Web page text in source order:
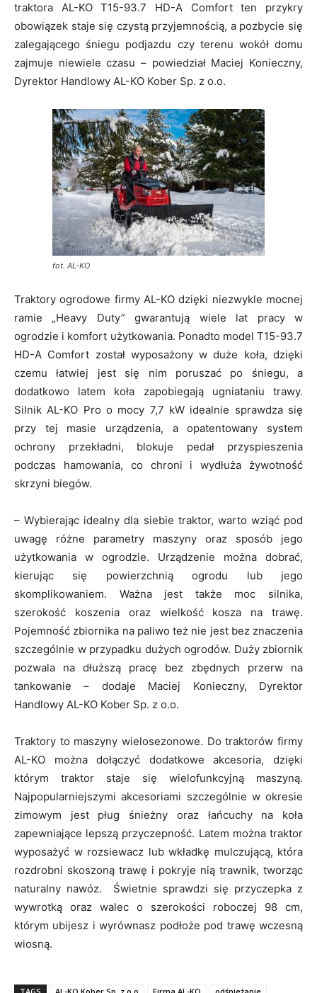
traktora AL-KO T15-93.7 HD-A Comfort ten przykry
obowiązek staje się czystą przyjemnością, a pozbycie się
zalegającego śniegu podjazdu czy terenu wokół domu
zajmuje niewiele czasu – powiedział Maciej Konieczny,
Dyrektor Handlowy AL-KO Kober Sp. z o.o.
fot. AL-KO
Traktory ogrodowe firmy AL-KO dzięki niezwykle mocnej
ramie „Heavy Duty” gwarantują wiele lat pracy w
ogrodzie i komfort użytkowania. Ponadto model T15-93.7
HD-A Comfort został wyposażony w duże koła, dzięki
czemu łatwiej jest się nim poruszać po śniegu, a
dodatkowo latem koła zapobiegają ugniataniu trawy.
Silnik AL-KO Pro o mocy 7,7 kW idealnie sprawdza się
przy tej masie urządzenia, a opatentowany system
ochrony przekładni, blokuje pedał przyspieszenia
podczas hamowania, co chroni i wydłuża żywotność
skrzyni biegów.
– Wybierając idealny dla siebie traktor, warto wziąć pod
uwagę różne parametry maszyny oraz sposób jego
użytkowania w ogrodzie. Urządzenie można dobrać,
kierując się powierzchnią ogrodu lub jego
skomplikowaniem. Ważna jest także moc silnika,
szerokość koszenia oraz wielkość kosza na trawę.
Pojemność zbiornika na paliwo też nie jest bez znaczenia
szczególnie w przypadku dużych ogrodów. Duży zbiornik
pozwala na dłuższą pracę bez zbędnych przerw na
tankowanie – dodaje Maciej Konieczny, Dyrektor
Handlowy AL-KO Kober Sp. z o.o.
Traktory to maszyny wielosezonowe. Do traktorów firmy
AL-KO można dołączyć dodatkowe akcesoria, dzięki
którym traktor staje się wielofunkcyjną maszyną.
Najpopularniejszymi akcesoriami szczególnie w okresie
zimowym jest pług śnieżny oraz łańcuchy na koła
zapewniające lepszą przyczepność. Latem można traktor
wyposażyć w rozsiewacz lub wkładkę mulczującą, która
rozdrobni skoszoną trawę i pokryje nią trawnik, tworząc
naturalny nawóz. Świetnie sprawdzi się przyczepka z
wywrotką oraz walec o szerokości roboczej 98 cm,
którym ubijesz i wyrównasz podłoże pod trawę wczesną
wiosną.